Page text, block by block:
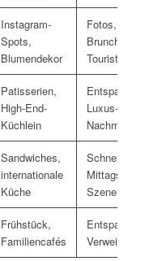
Instagram-
Spots,
Blumendekor
Fotos,
Brunch,
Tourists
Patisserien,
High-End-
Küchlein
Entspannter
Luxus-
Nachmittag
Sandwiches,
internationale
Küche
Schnelle
Szene
Frühstück,
Familiencafés
Entspanntes
Verweilen